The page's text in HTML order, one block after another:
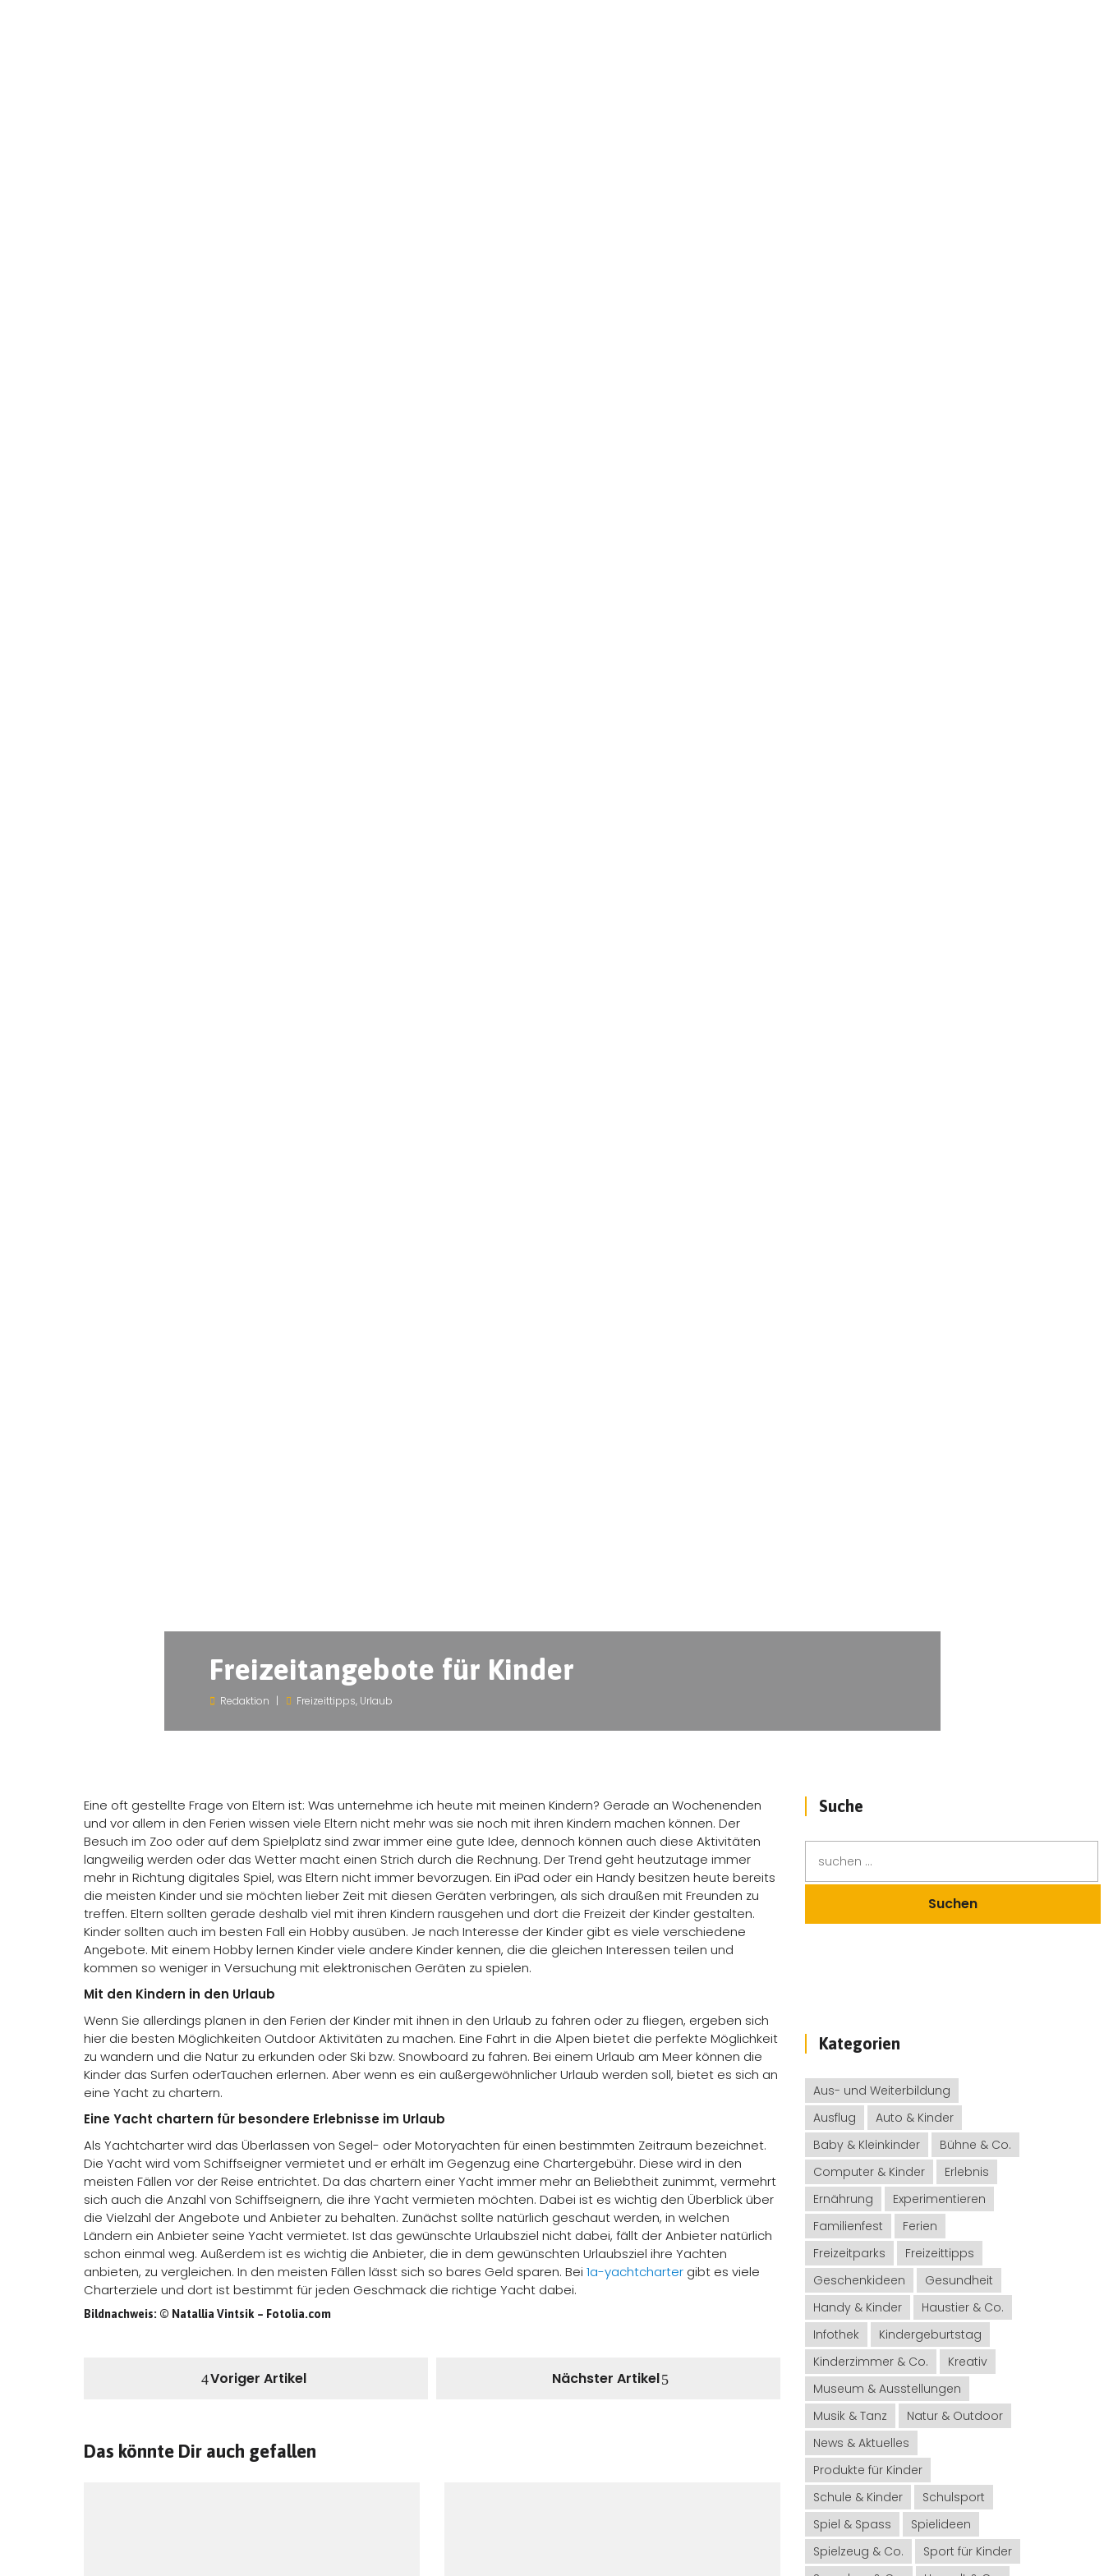
Freizeitangebote für Kinder
Redaktion Freizeittipps, Urlaub
Eine oft gestellte Frage von Eltern ist: Was unternehme ich heute mit meinen Kindern? Gerade an Wochenenden
und vor allem in den Ferien wissen viele Eltern nicht mehr was sie noch mit ihren Kindern machen können. Der
Besuch im Zoo oder auf dem Spielplatz sind zwar immer eine gute Idee, dennoch können auch diese Aktivitäten
langweilig werden oder das Wetter macht einen Strich durch die Rechnung. Der Trend geht heutzutage immer
mehr in Richtung digitales Spiel, was Eltern nicht immer bevorzugen. Ein iPad oder ein Handy besitzen heute bereits
die meisten Kinder und sie möchten lieber Zeit mit diesen Geräten verbringen, als sich draußen mit Freunden zu
treffen. Eltern sollten gerade deshalb viel mit ihren Kindern rausgehen und dort die Freizeit der Kinder gestalten.
Kinder sollten auch im besten Fall ein Hobby ausüben. Je nach Interesse der Kinder gibt es viele verschiedene
Angebote. Mit einem Hobby lernen Kinder viele andere Kinder kennen, die die gleichen Interessen teilen und
kommen so weniger in Versuchung mit elektronischen Geräten zu spielen.
Mit den Kindern in den Urlaub
Wenn Sie allerdings planen in den Ferien der Kinder mit ihnen in den Urlaub zu fahren oder zu fliegen, ergeben sich
hier die besten Möglichkeiten Outdoor Aktivitäten zu machen. Eine Fahrt in die Alpen bietet die perfekte Möglichkeit
zu wandern und die Natur zu erkunden oder Ski bzw. Snowboard zu fahren. Bei einem Urlaub am Meer können die
Kinder das Surfen oderTauchen erlernen. Aber wenn es ein außergewöhnlicher Urlaub werden soll, bietet es sich an
eine Yacht zu chartern.
Eine Yacht chartern für besondere Erlebnisse im Urlaub
Als Yachtcharter wird das Überlassen von Segel- oder Motoryachten für einen bestimmten Zeitraum bezeichnet.
Die Yacht wird vom Schiffseigner vermietet und er erhält im Gegenzug eine Chartergebühr. Diese wird in den
meisten Fällen vor der Reise entrichtet. Da das chartern einer Yacht immer mehr an Beliebtheit zunimmt, vermehrt
sich auch die Anzahl von Schiffseignern, die ihre Yacht vermieten möchten. Dabei ist es wichtig den Überblick über
die Vielzahl der Angebote und Anbieter zu behalten. Zunächst sollte natürlich geschaut werden, in welchen
Ländern ein Anbieter seine Yacht vermietet. Ist das gewünschte Urlaubsziel nicht dabei, fällt der Anbieter natürlich
schon einmal weg. Außerdem ist es wichtig die Anbieter, die in dem gewünschten Urlaubsziel ihre Yachten
anbieten, zu vergleichen. In den meisten Fällen lässt sich so bares Geld sparen. Bei 1a-yachtcharter gibt es viele
Charterziele und dort ist bestimmt für jeden Geschmack die richtige Yacht dabei.
Bildnachweis: © Natallia Vintsik – Fotolia.com
Voriger Artikel Nächster Artikel
Das könnte Dir auch gefallen
Suche
Kategorien
Aus- und Weiterbildung
Ausflug
Auto & Kinder
Baby & Kleinkinder
Bühne & Co.
Computer & Kinder
Erlebnis
Ernährung
Experimentieren
Familienfest
Ferien
Freizeitparks
Freizeittipps
Geschenkideen
Gesundheit
Handy & Kinder
Haustier & Co.
Infothek
Kindergeburtstag
Kinderzimmer & Co.
Kreativ
Museum & Ausstellungen
Musik & Tanz
Natur & Outdoor
News & Aktuelles
Produkte für Kinder
Schule & Kinder
Schulsport
Spiel & Spass
Spielideen
Spielzeug & Co.
Sport für Kinder